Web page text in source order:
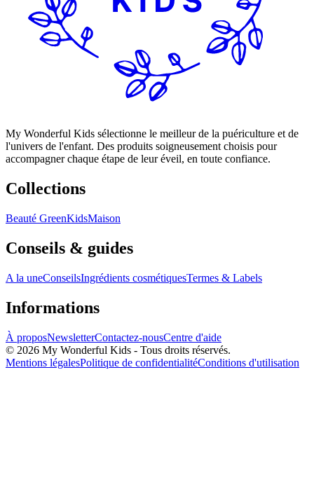
My Wonderful Kids sélectionne le meilleur de la puériculture et de
l'univers de l'enfant. Des produits soigneusement choisis pour
accompagner chaque étape de leur éveil, en toute confiance.
Collections
Beauté GreenKidsMaison
Conseils & guides
A la uneConseilsIngrédients cosmétiquesTermes & Labels
Informations
À proposNewsletterContactez-nousCentre d'aide
© 2026 My Wonderful Kids - Tous droits réservés.
Mentions légalesPolitique de confidentialitéConditions d'utilisation